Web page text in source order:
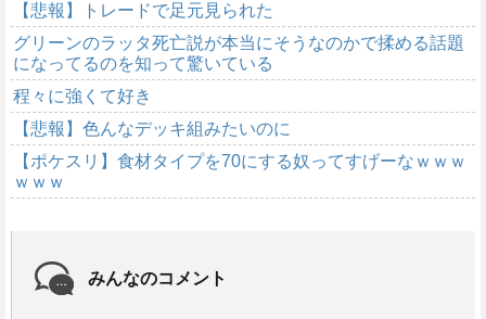
【悲報】トレードで足元見られた
グリーンのラッタ死亡説が本当にそうなのかで揉める話題
になってるのを知って驚いている
程々に強くて好き
【悲報】色んなデッキ組みたいのに
【ポケスリ】食材タイプを70にする奴ってすげーなｗｗｗ
ｗｗｗ
みんなのコメント